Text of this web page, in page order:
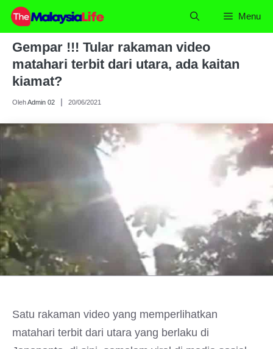
Skip
content
Menu
Gempar !!! Tular rakaman video
matahari terbit dari utara, ada kaitan
kiamat?
OlehAdmin 02 20/06/2021
Satu rakaman video yang memperlihatkan
matahari terbit dari utara yang berlaku di